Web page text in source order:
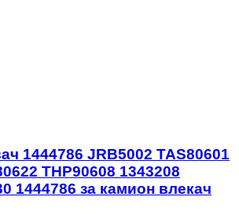
1444786 JRB5002 TAS80601
THP90608 1343208
1444786 за камион влекач